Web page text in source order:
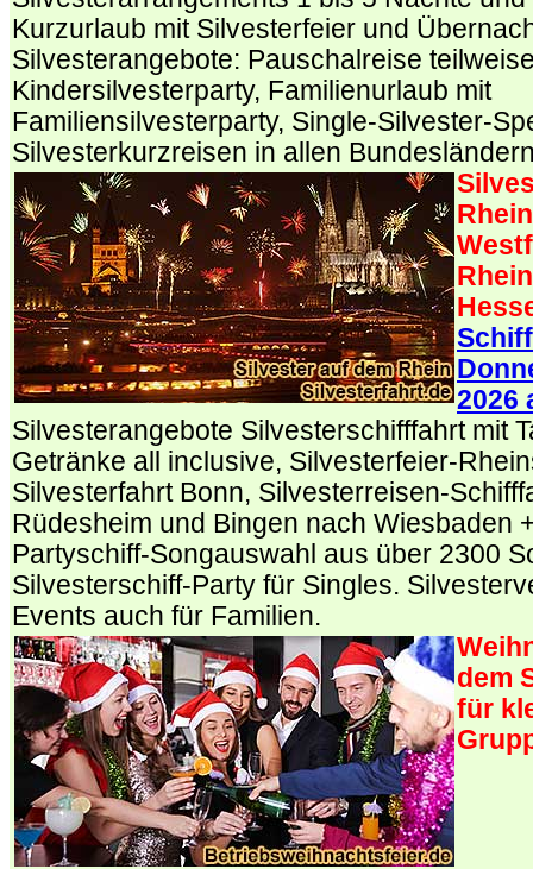
Kurzurlaub mit Silvesterfeier und
Silvesterangebote: Pauschalreise
Kindersilvesterparty, Familienurlaub mit
Familiensilvesterparty, Single-Silvester-
Silvesterkurzreisen in allen
2026
Silvesterangebote Silvesterschifffahrt mit
Getränke all inclusive, Silvesterfeier-
Silvesterfahrt Bonn, Silvesterreisen-
Rüdesheim und Bingen nach Wiesbaden
Partyschiff-Songauswahl aus über 2300
Silvesterschiff-Party für Singles.
Events auch für Familien.
dem
für